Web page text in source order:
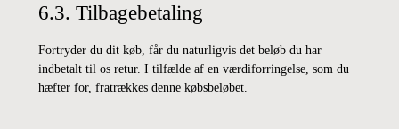
6.3. Tilbagebetaling
Fortryder du dit køb, får du naturligvis det beløb du har
indbetalt til os retur. I tilfælde af en værdiforringelse, som du
hæfter for, fratrækkes denne købsbeløbet.